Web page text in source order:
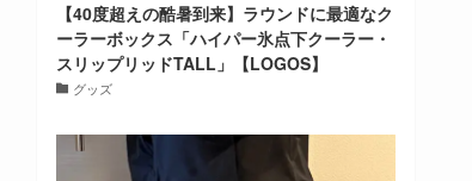
【40度超えの酷暑到来】ラウンドに最適なク
ーラーボックス「ハイパー氷点下クーラー・
スリップリッドTALL」【LOGOS】
グッズ